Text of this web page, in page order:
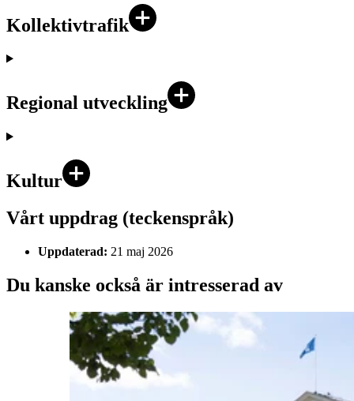
Kollektivtrafik
Regional utveckling
Kultur
Vårt uppdrag (teckenspråk)
Uppdaterad: 21 maj 2026
Du kanske också är intresserad av